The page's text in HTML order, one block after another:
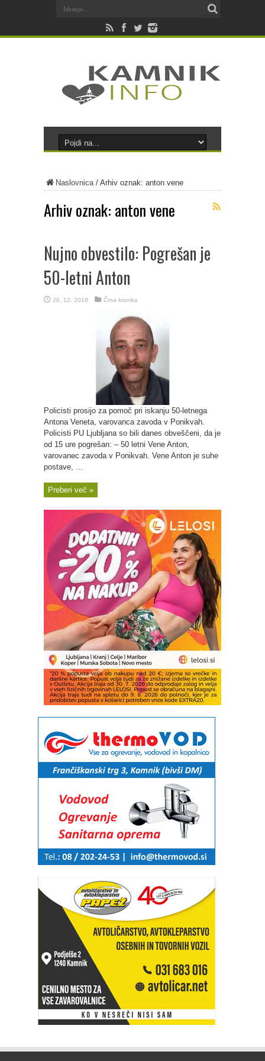
Naslovnica/ Arhiv oznak: anton vene
Arhiv oznak: anton vene
Nujno obvestilo: Pogrešan je
50-letni Anton
26. 12. 2018 Črna kronika
Policisti prosijo za pomoč pri iskanju 50-letnega
Antona Veneta, varovanca zavoda v Ponikvah.
Policisti PU Ljubljana so bili danes obveščeni, da je
od 15 ure pogrešan: – 50 letni Vene Anton,
varovanec zavoda v Ponikvah. Vene Anton je suhe
postave, ...
Preberi več »